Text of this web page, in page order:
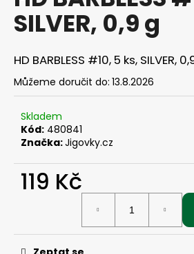
0,0
z
hvězdiček.
SILVER, 0,9 g
HD BARBLESS #10, 5 ks, SILVER,
Můžeme doručit do: 13.8.2026
Skladem
Kód: 480841
Značka:Jigovky.cz
119 Kč
a
j
í
t
?
o
p